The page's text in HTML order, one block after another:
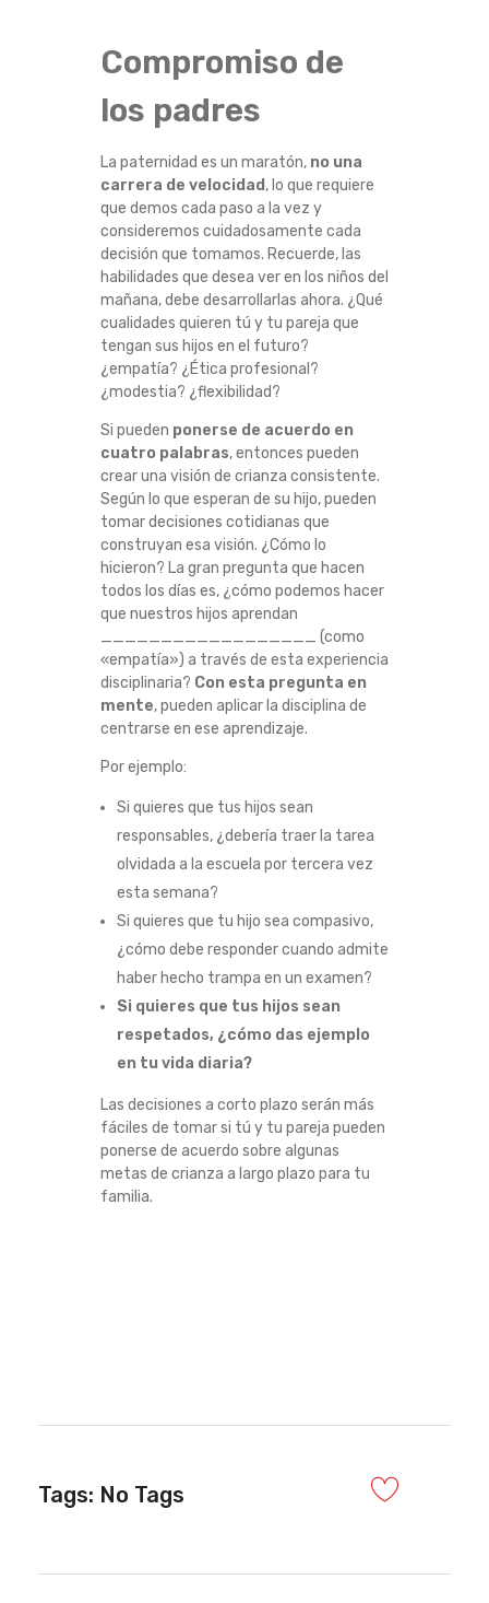
Compromiso de
los padres
La paternidad es un maratón, no una
carrera de velocidad , lo que requiere
que demos cada paso a la vez y
consideremos cuidadosamente cada
decisión que tomamos. Recuerde, las
habilidades que desea ver en los niños del
mañana, debe desarrollarlas ahora. ¿Qué
cualidades quieren tú y tu pareja que
tengan sus hijos en el futuro?
¿empatía? ¿Ética profesional?
¿modestia? ¿flexibilidad?
Si pueden ponerse de acuerdo en
cuatro palabras, entonces pueden
crear una visión de crianza consistente.
Según lo que esperan de su hijo, pueden
tomar decisiones cotidianas que
construyan esa visión. ¿Cómo lo
hicieron? La gran pregunta que hacen
todos los días es, ¿cómo podemos hacer
que nuestros hijos aprendan
__________________ (como
«empatía») a través de esta experiencia
disciplinaria? Con esta pregunta en
mente, pueden aplicar la disciplina de
centrarse en ese aprendizaje.
Por ejemplo:
Si quieres que tus hijos sean
responsables, ¿debería traer la tarea
olvidada a la escuela por tercera vez
esta semana?
Si quieres que tu hijo sea compasivo,
¿cómo debe responder cuando admite
haber hecho trampa en un examen?
Si quieres que tus hijos sean
respetados, ¿cómo das ejemplo
en tu vida diaria?
Las decisiones a corto plazo serán más
fáciles de tomar si tú y tu pareja pueden
ponerse de acuerdo sobre algunas
metas de crianza a largo plazo para tu
familia.
Tags: No Tags